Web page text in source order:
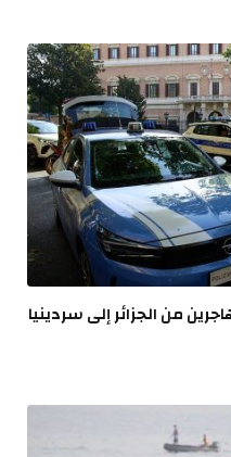
من الجزائر إلى سردينيا